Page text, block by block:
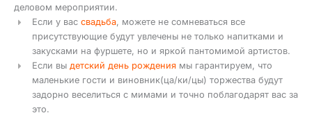
деловом мероприятии.
Если у вас свадьба, можете не сомневаться все
присутствующие будут увлечены не только напитками и
закусками на фуршете, но и яркой пантомимой артистов.
Если вы детский день рождения мы гарантируем, что
маленькие гости и виновник(ца/ки/цы) торжества будут
задорно веселиться с мимами и точно поблагодарят вас за
это.